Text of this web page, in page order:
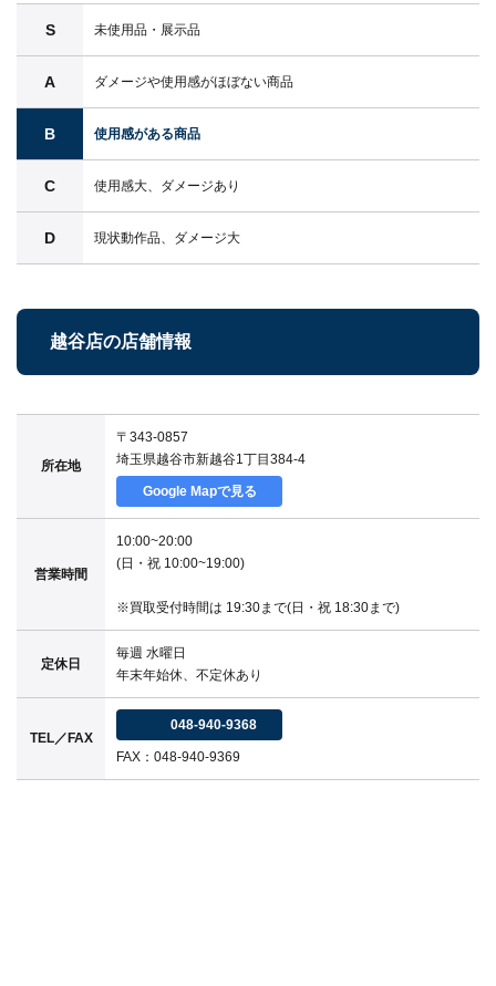
S 未使用品・展示品
A ダメージや使用感がほぼない商品
B 使用感がある商品
C 使用感大、ダメージあり
D 現状動作品、ダメージ大
越谷店の店舗情報
所在地
〒343-0857
埼玉県越谷市新越谷1丁目384-4
Google Mapで見る
営業時間
10:00~20:00
(日・祝 10:00~19:00)
※買取受付時間は 19:30まで(日・祝 18:30まで)
定休日
毎週 水曜日
年末年始休、不定休あり
TEL／FAX
048-940-9368
FAX：048-940-9369